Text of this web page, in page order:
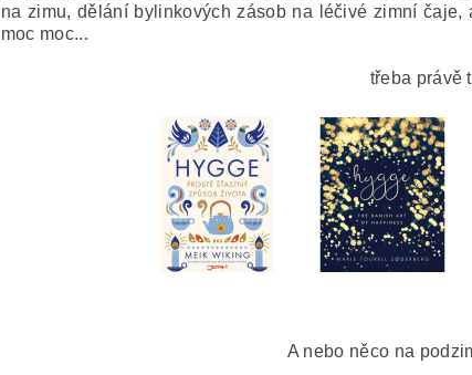
na zimu, dělání bylinkových zásob na léčivé zimní
moc moc...
třeba právě
A nebo něco na